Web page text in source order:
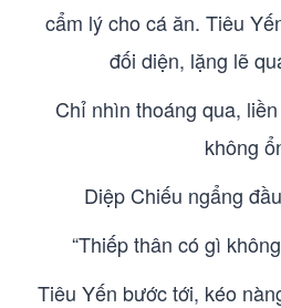
cẩm lý cho cá ăn. Tiêu
đối diện, lặng lẽ
Chỉ nhìn thoáng qua,
không
Diệp Chiếu ngẩng
“Thiếp thân có gì
Tiêu Yến bước tới, kéo